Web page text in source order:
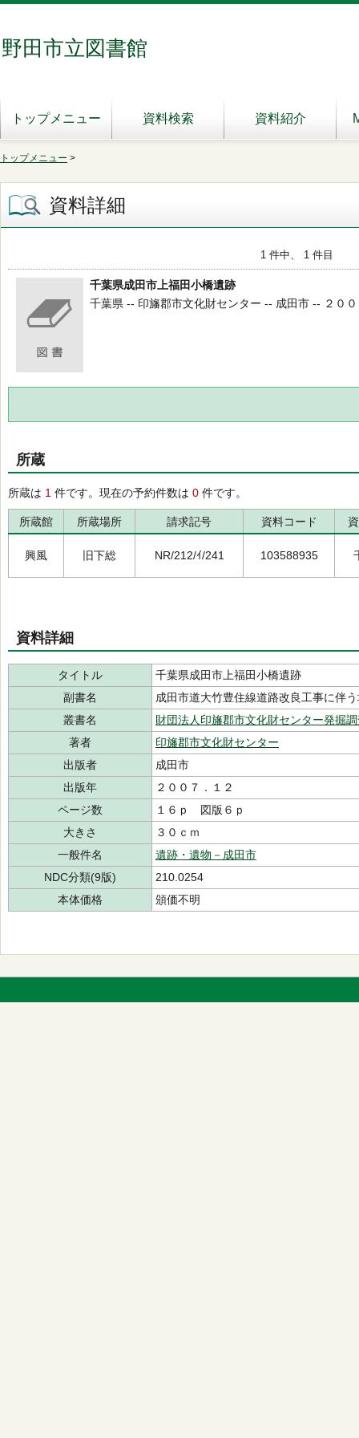
野田市立図書館
トップメニュー 資料検索 資料紹介
トップメニュー >
資料詳細
1 件中、 1 件目
千葉県成田市上福田小橋遺跡
千葉県 -- 印旛郡市文化財センター -- 成田市 -- ２０
所蔵
所蔵は 1 件です。現在の予約件数は 0 件です。
所蔵館 所蔵場所 請求記号 資料コード
興風 旧下総 NR/212/ｲ/241 103588935
資料詳細
タイトル
千葉県成田市上福田小橋遺跡
副書名
成田市道大竹豊住線道路改良工事に伴
叢書名
財団法人印旛郡市文化財センター発掘
著者
印旛郡市文化財センター
出版者
成田市
出版年
２００７．１２
ページ数
１６ｐ 図版６ｐ
大きさ
３０ｃｍ
一般件名
遺跡・遺物－成田市
NDC分類(9版)
210.0254
本体価格
頒価不明